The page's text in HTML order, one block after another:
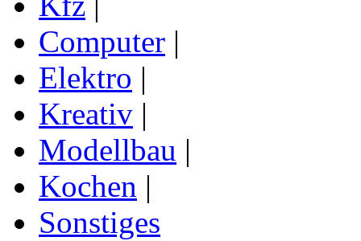
Computer |
Elektro |
Kreativ |
Modellbau |
Kochen |
Sonstiges